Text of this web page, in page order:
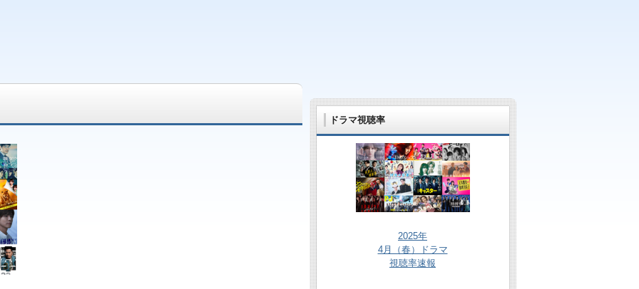
ドラマ視聴率
2025年
4月（春）ドラマ
視聴率速報